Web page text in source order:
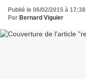
Publié le 06/02/2015 à 17:38
Par Bernard Viguier